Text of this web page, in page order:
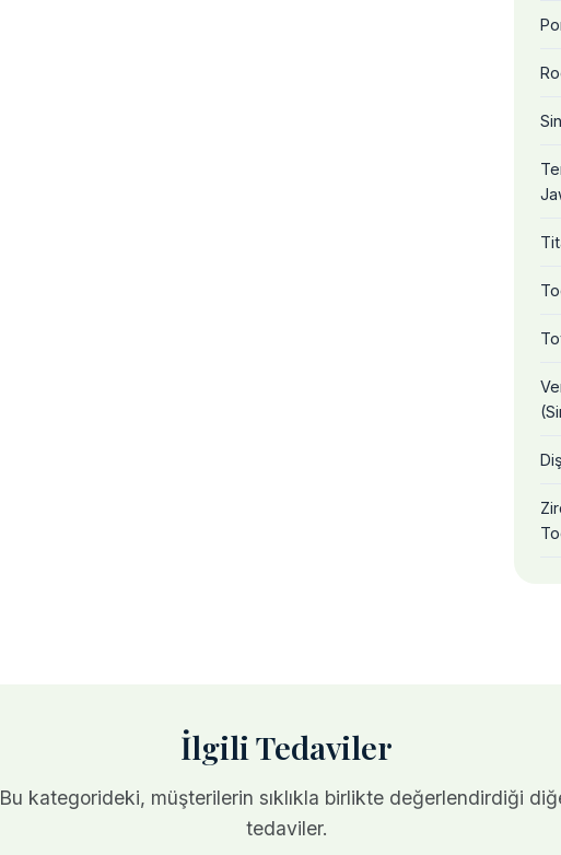
İlgili Tedaviler
Bu kategorideki, müşterilerin sıklıkla birlikte değerlendirdiği
tedaviler.